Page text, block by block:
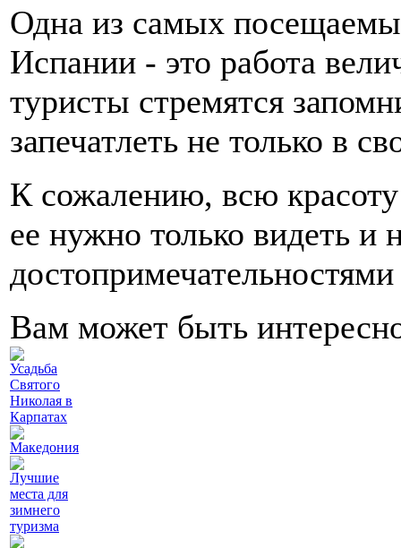
Одна из самых
Испании - это работа
туристы стремятся
запечатлеть не только в
К сожалению, всю
ее нужно только видеть и
Вам может быть
Усадьба
Святого
Николая в
Карпатах
Македония
Лучшие
места для
зимнего
туризма